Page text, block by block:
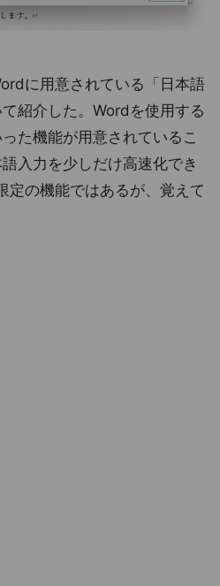
に用意されている「日本語
紹介した。Wordを使用する
た機能が用意されているこ
入力を少しだけ高速化でき
定の機能ではあるが、覚えて